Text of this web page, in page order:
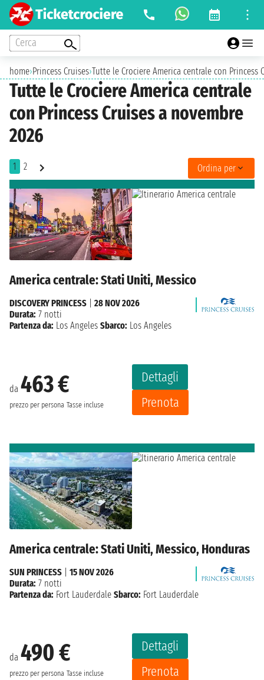
Cerca
home›Princess Cruises›Tutte le Crociere America centrale con Princess
Tutte le Crociere America centrale
con Princess Cruises a novembre
2026
1 2 Ordina per
America centrale: Stati Uniti, Messico
da 463 €
prezzo per persona Tasse incluse
Dettagli
Prenota
DISCOVERY PRINCESS
28 NOV 2026
Durata: 7 notti
Partenza da: Los Angeles Sbarco: Los Angeles
America centrale: Stati Uniti, Messico, Honduras
da 490 €
prezzo per persona Tasse incluse
Dettagli
Prenota
SUN PRINCESS
15 NOV 2026
Durata: 7 notti
Partenza da: Fort Lauderdale Sbarco: Fort Lauderdale